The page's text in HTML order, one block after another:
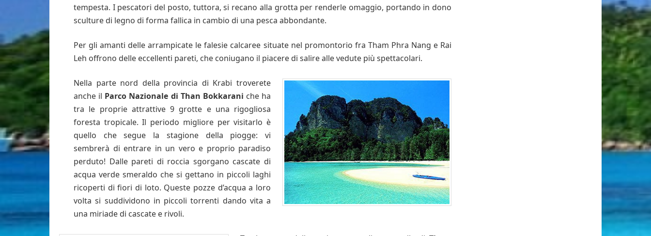
tempesta. I pescatori del posto, tuttora, si recano alla grotta per renderle omaggio, portando in dono
sculture di legno di forma fallica in cambio di una pesca abbondante.
Per gli amanti delle arrampicate le falesie calcaree situate nel promontorio fra Tham Phra Nang e Rai
Leh offrono delle eccellenti pareti, che coniugano il piacere di salire alle vedute più spettacolari.
Nella parte nord della provincia di Krabi troverete
anche il Parco Nazionale di Than Bokkarani che ha
tra le proprie attrattive 9 grotte e una rigogliosa
foresta tropicale. Il periodo migliore per visitarlo è
quello che segue la stagione della piogge: vi
sembrerà di entrare in un vero e proprio paradiso
perduto! Dalle pareti di roccia sgorgano cascate di
acqua verde smeraldo che si gettano in piccoli laghi
ricoperti di fiori di loto. Queste pozze d’acqua a loro
volta si suddividono in piccoli torrenti dando vita a
una miriade di cascate e rivoli.